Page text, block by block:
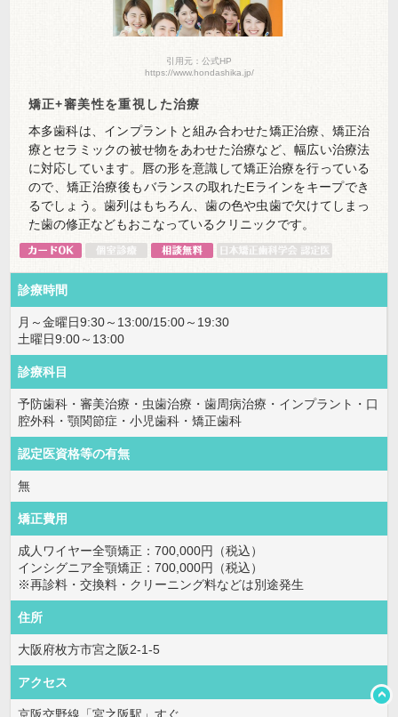
引用元：公式HP
https://www.hondashika.jp/
矯正+審美性を重視した治療
本多歯科は、インプラントと組み合わせた矯正治療、矯正治
療とセラミックの被せ物をあわせた治療など、幅広い治療法
に対応しています。唇の形を意識して矯正治療を行っている
ので、矯正治療後もバランスの取れたEラインをキープでき
るでしょう。歯列はもちろん、歯の色や虫歯で欠けてしまっ
た歯の修正などもおこなっているクリニックです。
診療時間
月～金曜日9:30～13:00/15:00～19:30
土曜日9:00～13:00
診療科目
予防歯科・審美治療・虫歯治療・歯周病治療・インプラント・口
腔外科・顎関節症・小児歯科・矯正歯科
認定医資格等の有無
無
矯正費用
成人ワイヤー全顎矯正：700,000円（税込）
インシグニア全顎矯正：700,000円（税込）
※再診料・交換料・クリーニング料などは別途発生
住所
大阪府枚方市宮之阪2-1-5
アクセス